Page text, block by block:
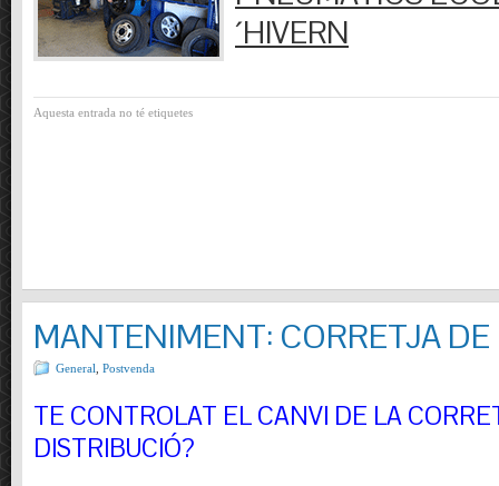
´HIVERN
Aquesta entrada no té etiquetes
MANTENIMENT: CORRETJA
General Postvenda
TE CONTROLAT EL CANVI DE LA
DISTRIBUCIÓ?